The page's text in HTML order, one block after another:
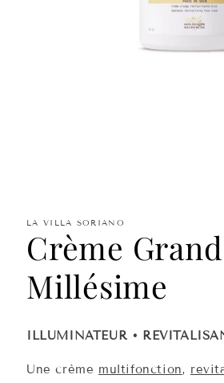
une
fenêtre
modale
LA VILLA SORIANO
Crème Grand
Millésime
ILLUMINATEUR •
Une crème multifonction,